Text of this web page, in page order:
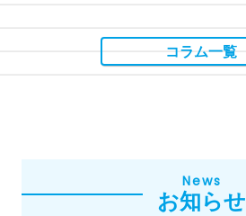
コラム一覧
News
お知らせ